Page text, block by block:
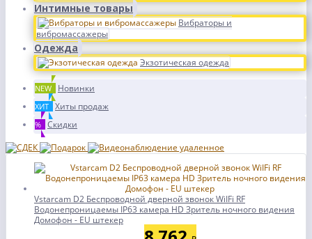
Интимные товары
Вибраторы и
вибромассажеры
Одежда
Экзотическая одежда
NEW Новинки
ХИТ Хиты продаж
% Скидки
Vstarcam D2 Беспроводной дверной звонок WiIFi RF
Водонепроницаемы IP63 камера HD Зритель ночного видения
Домофон - EU штекер